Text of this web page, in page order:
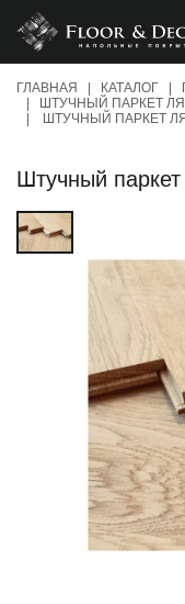
КАТАЛОГ
О КОМПАНИИ
ОТЗЫВЫ
ШОУ-РУМ
КОНТАКТЫ
ДОСТАВКА И
АКЦИИ
ГЛАВНАЯ КАТАЛОГ
ШТУЧНЫЙ ПАРКЕТ
ШТУЧНЫЙ ПАРКЕТ
Штучный